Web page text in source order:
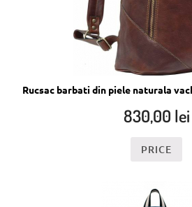
Rucsac barbati din piele naturala
830,00 lei
PRICE